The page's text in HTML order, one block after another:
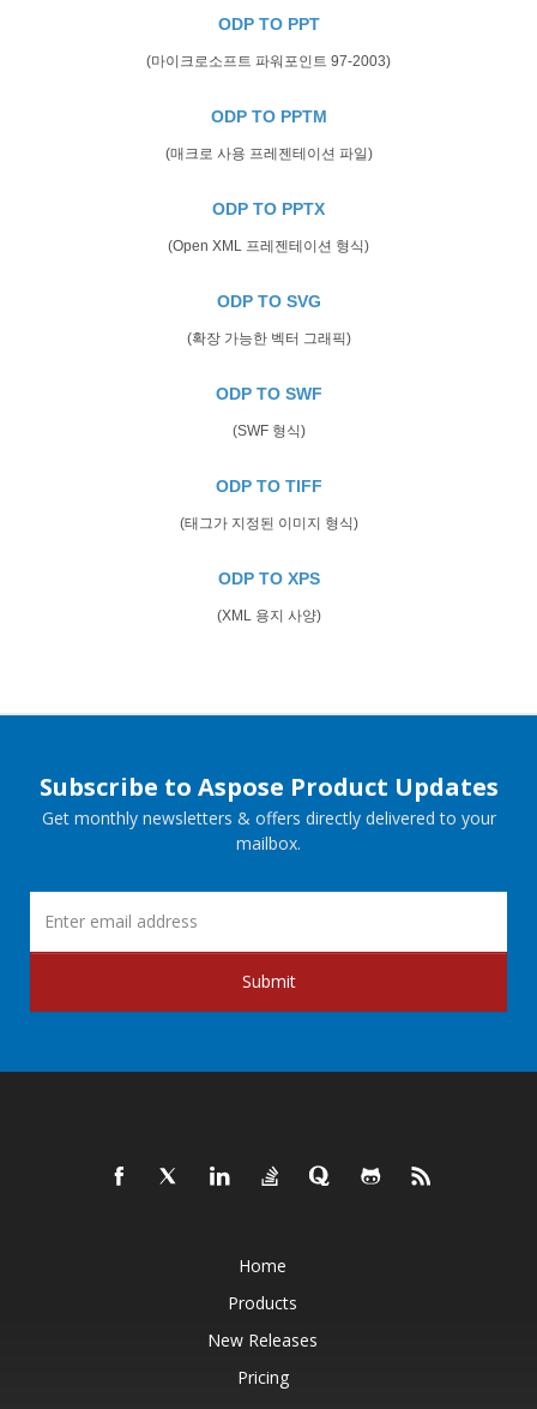
ODP TO PPT
(마이크로소프트 파워포인트 97-2003)
ODP TO PPTM
(매크로 사용 프레젠테이션 파일)
ODP TO PPTX
(Open XML 프레젠테이션 형식)
ODP TO SVG
(확장 가능한 벡터 그래픽)
ODP TO SWF
(SWF 형식)
ODP TO TIFF
(태그가 지정된 이미지 형식)
ODP TO XPS
(XML 용지 사양)
Subscribe to Aspose Product Updates
Get monthly newsletters & offers directly delivered to your
mailbox.
Submit
Home
Products
New Releases
Pricing